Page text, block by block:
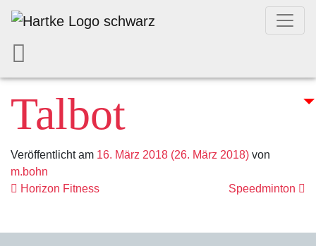
Talbot
Veröffentlicht am 16. März 2018 (26. März 2018) von
m.bohn
Beitrags-
Horizon Fitness Speedminton